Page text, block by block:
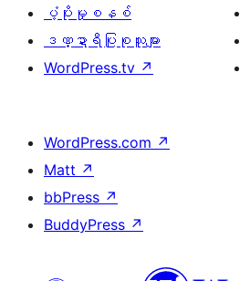
ပံ့ပိုးမှုစနစ်
ဒဏ္ဍာရီပြုစုသူများ
WordPress.tv ↗
WordPress.com ↗
Matt ↗
bbPress ↗
BuddyPress ↗